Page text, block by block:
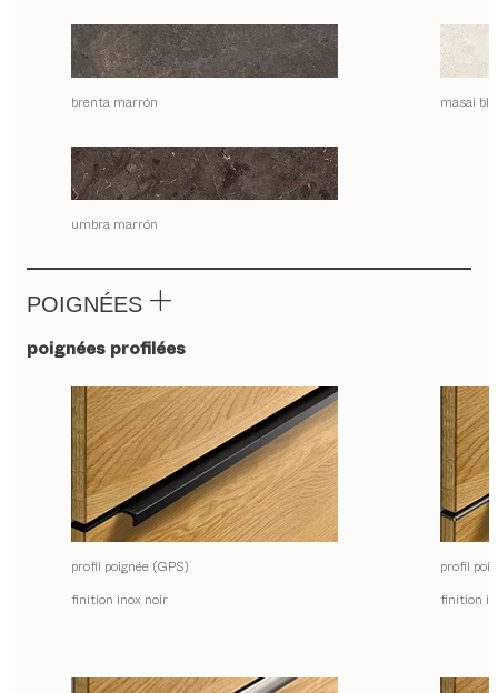
brenta marrón masai
umbra marrón
POIGNÉES
poignées profilées
profil poignée (GPS)
finition inox noir
profil
finition